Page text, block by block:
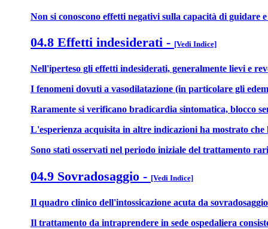
Non si conoscono effetti negativi sulla capacità di guidare
04.8 Effetti indesiderati - [Vedi Indice]
Nell'iperteso gli effetti indesiderati, generalmente lievi e
I fenomeni dovuti a vasodilatazione (in particolare gli
Raramente si verificano bradicardia sintomatica, blocco
L'esperienza acquisita in altre indicazioni ha mostrato
Sono stati osservati nel periodo iniziale del trattamento
04.9 Sovradosaggio - [Vedi Indice]
Il quadro clinico dell'intossicazione acuta da
Il trattamento da intraprendere in sede ospedaliera